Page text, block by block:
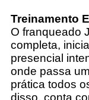
Treinamento
O franqueado
completa,
presencial
onde passa
prática todos